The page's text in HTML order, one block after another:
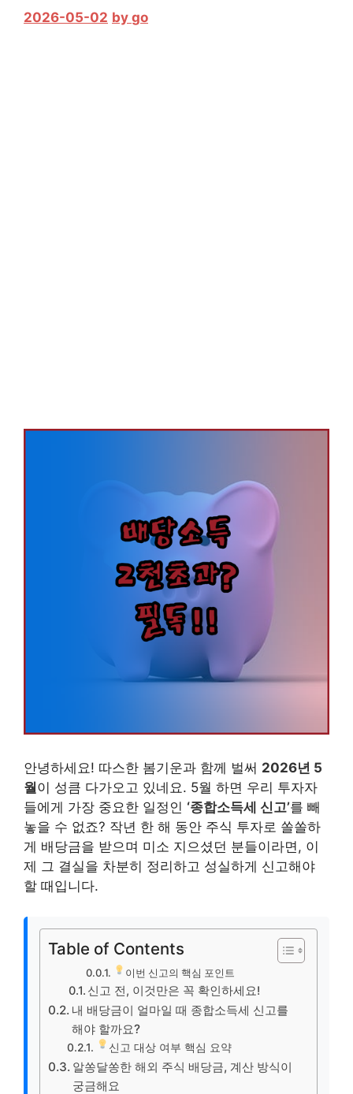
2026-05-02 by go
안녕하세요! 따스한 봄기운과 함께 벌써 2026년 5
월 이 성큼 다가오고 있네요. 5월 하면 우리 투자자
들에게 가장 중요한 일정인 ‘종합소득세 신고’를 빼
놓을 수 없죠? 작년 한 해 동안 주식 투자로 쏠쏠하
게 배당금을 받으며 미소 지으셨던 분들이라면, 이
제 그 결실을 차분히 정리하고 성실하게 신고해야
할 때입니다.
Table of Contents
이번 신고의 핵심 포인트
신고 전, 이것만은 꼭 확인하세요!
내 배당금이 얼마일 때 종합소득세 신고를
해야 할까요?
신고 대상 여부 핵심 요약
알쏭달쏭한 해외 주식 배당금, 계산 방식이
궁금해요